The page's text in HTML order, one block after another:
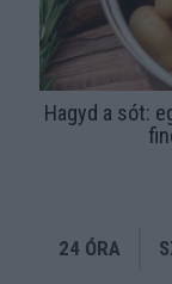
Hagyd a sót:
24 ÓRA